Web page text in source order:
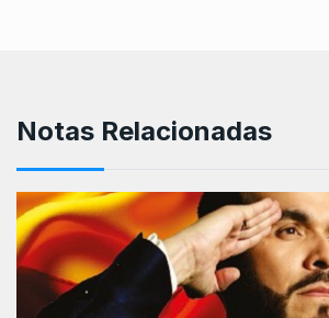
Notas Relacionadas